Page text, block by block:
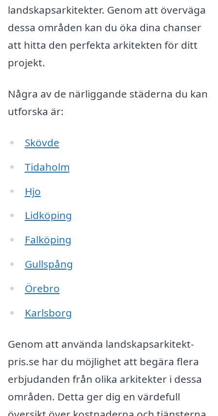
landskapsarkitekter. Genom att överväga
dessa områden kan du öka dina chanser
att hitta den perfekta arkitekten för ditt
projekt.
Några av de närliggande städerna du kan
utforska är:
Skövde
Tidaholm
Hjo
Lidköping
Falköping
Gullspång
Örebro
Karlsborg
Genom att använda landskapsarkitekt-
pris.se har du möjlighet att begära flera
erbjudanden från olika arkitekter i dessa
områden. Detta ger dig en värdefull